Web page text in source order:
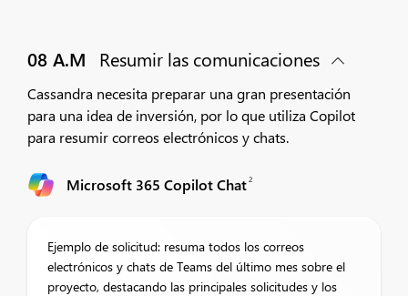
08 A.M Resumir las comunicaciones
Cassandra necesita preparar una gran presentación
para una idea de inversión, por lo que utiliza Copilot
para resumir correos electrónicos y chats.
Microsoft 365 Copilot Chat2
Ejemplo de solicitud: resuma todos los correos
electrónicos y chats de Teams del último mes sobre el
proyecto, destacando las principales solicitudes y los